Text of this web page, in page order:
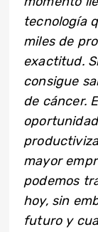
tecnología
miles de
exactitud.
consigue
de cáncer.
mayor
podemos
hoy, sin
futuro y